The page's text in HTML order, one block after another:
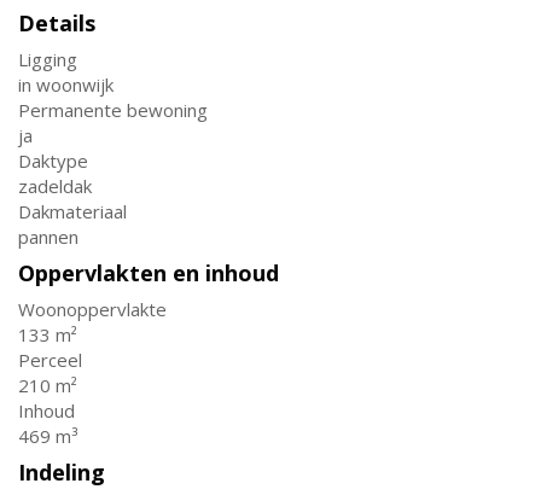
Details
Ligging
in woonwijk
Permanente bewoning
ja
Daktype
zadeldak
Dakmateriaal
pannen
Oppervlakten en inhoud
Woonoppervlakte
133 m²
Perceel
210 m²
Inhoud
469 m³
Indeling